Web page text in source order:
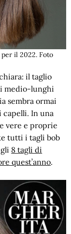
il 2022. Foto
il taglio
medio-lunghi
sembra ormai
capelli. In una
vere e proprie
tutti i tagli bob
8 tagli di
quest’anno.